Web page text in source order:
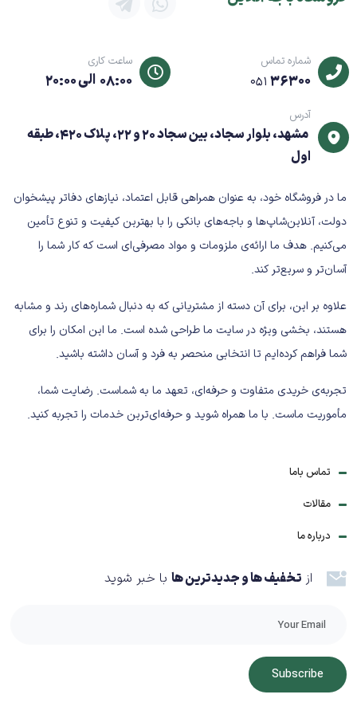
کاهش ریسک آسیب‌دیدگی
پذیرش آسان در دفاتر پست
برای امنیت بیشتر، استفاده همزمان از
چسب کارتن پهنتوصیه می‌شود.
مشخصات فنی کلیدی
نوع محصول: کارتن پستی
سایز: 9
تعداد در بسته: 10 عدد
رنگ: قهوه‌ای
وضعیت کالا: نو
کاربرد: ارسال مرسولات حجیم
داشته باشد.
(10عددی)
✔ مقاومت بالا در حمل‌ونقل
✔ استاندارد و قابل قبول شرکت پست
✔ مناسب مصرف فروشگاهی و سازمانی
تفاوت با کارتن‌های متفرقه
تحمل وزن بیشتر
طراحی استاندارد پستی
شماره تماس
051 36300
ساعت کاری
08:00 الی 20:00
آدرس
مشهد، بلوار سجاد، بین سجاد 20 و 22، پلاک 420، طبقه
اول
ما در فروشگاه خود، به عنوان همراهی قابل اعتماد، نیازهای دفاتر پیشخوان
دولت، آنلاین‌شاپ‌ها و باجه‌های بانکی را با بهترین کیفیت و تنوع تأمین
می‌کنیم. هدف ما ارائه‌ی ملزومات و مواد مصرفی‌ای است که کار شما را
آسان‌تر و سریع‌تر کند.
علاوه بر این، برای آن دسته از مشتریانی که به دنبال شماره‌های رند و مشابه
هستند، بخشی ویژه در سایت ما طراحی شده است. ما این امکان را برای
شما فراهم کرده‌ایم تا انتخابی منحصر به فرد و آسان داشته باشید.
تجربه‌ی خریدی متفاوت و حرفه‌ای، تعهد ما به شماست. رضایت شما،
مأموریت ماست. با ما همراه شوید و حرفه‌ای‌ترین خدمات را تجربه کنید.
تماس باما
مقالات
درباره ما
از تخفیف ها و جدیدترین ها با خبر شوید
Subscribe